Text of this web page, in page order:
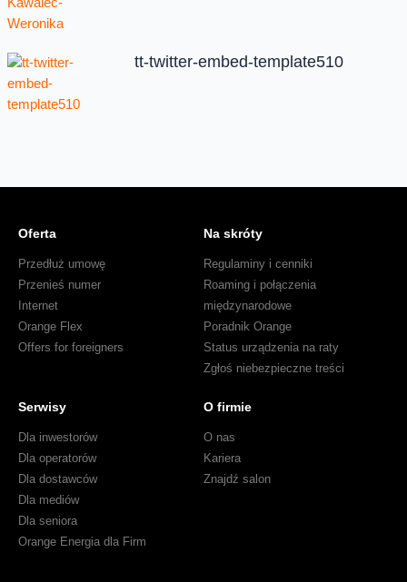
tt-twitter-embed-template510
Oferta
Przedłuż umowę
Przenieś numer
Internet
Orange Flex
Offers for foreigners
Na skróty
Regulaminy i cenniki
Roaming i połączenia
międzynarodowe
Poradnik Orange
Status urządzenia na raty
Zgłoś niebezpieczne treści
Serwisy
Dla inwestorów
Dla operatorów
Dla dostawców
Dla mediów
Dla seniora
Orange Energia dla Firm
O firmie
O nas
Kariera
Znajdź salon